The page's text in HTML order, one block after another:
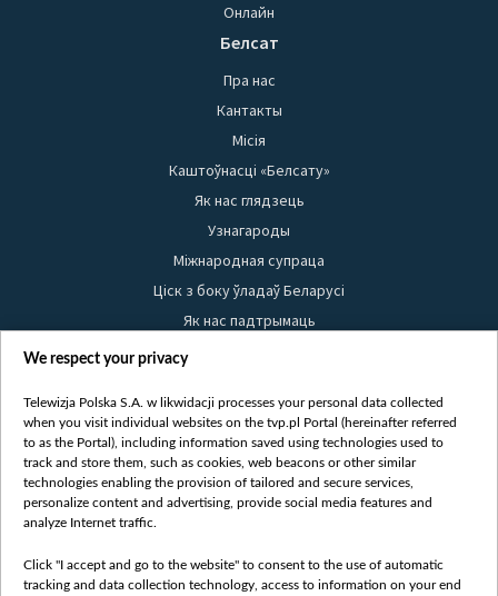
Онлайн
Белсат
Пра нас
Кантакты
Місія
Каштоўнасці «Белсату»
Як нас глядзець
Узнагароды
Міжнародная супраца
Ціск з боку ўладаў Беларусі
Як нас падтрымаць
Правілы выкарыстання матэрыялаў
Бяспека
Youtube
Белсат news
Белсат Shorts
Жэстачайшы мульт
We respect your privacy
Telewizja Polska S.A. w likwidacji processes your personal data collected
when you visit individual websites on the tvp.pl Portal (hereinafter referred
to as the Portal), including information saved using technologies used to
track and store them, such as cookies, web beacons or other similar
technologies enabling the provision of tailored and secure services,
personalize content and advertising, provide social media features and
analyze Internet traffic.
Click "I accept and go to the website" to consent to the use of automatic
tracking and data collection technology, access to information on your end